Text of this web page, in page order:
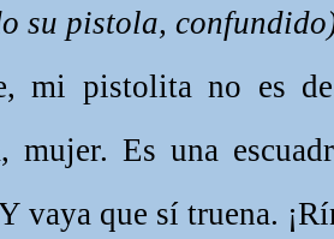
su pistola,
mi pistolita no es
mujer. Es una
vaya que sí truena.